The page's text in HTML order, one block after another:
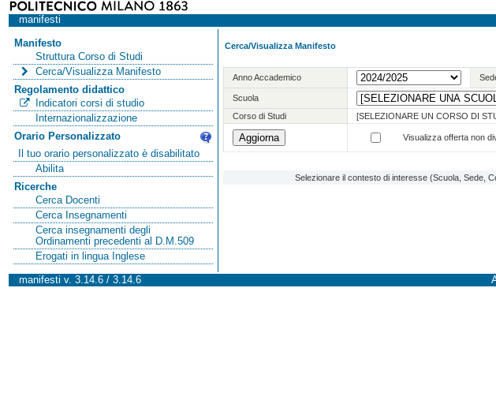
manifesti
Manifesto
Struttura Corso di Studi
Cerca/Visualizza Manifesto
Regolamento didattico
Indicatori corsi di studio
Internazionalizzazione
Orario Personalizzato
Il tuo orario personalizzato è disabilitato
Abilita
Ricerche
Cerca Docenti
Cerca Insegnamenti
Cerca insegnamenti degli
Ordinamenti precedenti al D.M.509
Erogati in lingua Inglese
Cerca/Visualizza Manifesto
Anno Accademico
Scuola
Corso di Studi
[SELEZIONARE UN CORSO DI
Visualizza offerta non
Selezionare il contesto di interesse (Scuola, Sede,
manifesti v. 3.14.6 / 3.14.6